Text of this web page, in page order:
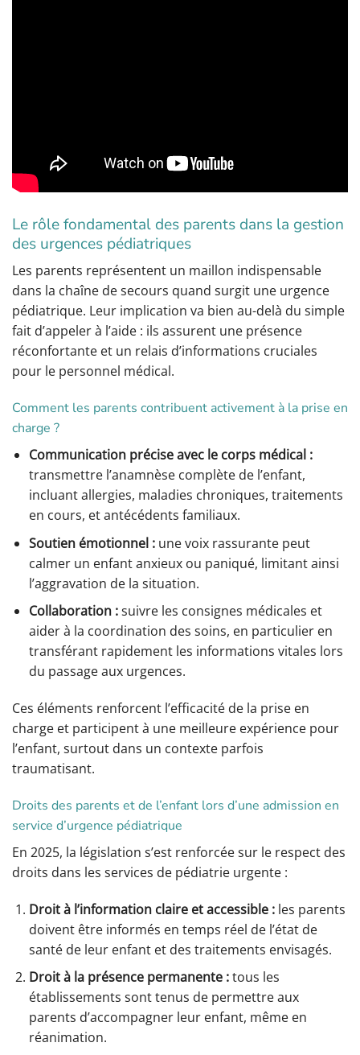
Le rôle fondamental des parents dans la gestion
des urgences pédiatriques
Les parents représentent un maillon indispensable
dans la chaîne de secours quand surgit une urgence
pédiatrique. Leur implication va bien au-delà du simple
fait d’appeler à l’aide : ils assurent une présence
réconfortante et un relais d’informations cruciales
pour le personnel médical.
Comment les parents contribuent activement à la prise en
charge ?
Communication précise avec le corps médical :
transmettre l’anamnèse complète de l’enfant,
incluant allergies, maladies chroniques, traitements
en cours, et antécédents familiaux.
Soutien émotionnel :une voix rassurante peut
calmer un enfant anxieux ou paniqué, limitant ainsi
l’aggravation de la situation.
Collaboration :suivre les consignes médicales et
aider à la coordination des soins, en particulier en
transférant rapidement les informations vitales lors
du passage aux urgences.
Ces éléments renforcent l’efficacité de la prise en
charge et participent à une meilleure expérience pour
l’enfant, surtout dans un contexte parfois
traumatisant.
Droits des parents et de l’enfant lors d’une admission en
service d’urgence pédiatrique
En 2025, la législation s’est renforcée sur le respect des
droits dans les services de pédiatrie urgente :
Droit à l’information claire et accessible :les parents
doivent être informés en temps réel de l’état de
santé de leur enfant et des traitements envisagés.
Droit à la présence permanente :tous les
établissements sont tenus de permettre aux
parents d’accompagner leur enfant, même en
réanimation.